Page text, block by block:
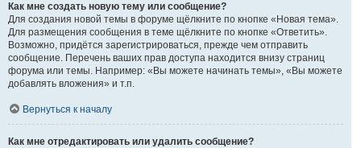
Как мне создать новую тему или сообщение?
Для создания новой темы в форуме щёлкните по кнопке «Новая тема».
Для размещения сообщения в теме щёлкните по кнопке «Ответить».
Возможно, придётся зарегистрироваться, прежде чем отправить
сообщение. Перечень ваших прав доступа находится внизу страниц
форума или темы. Например: «Вы можете начинать темы», «Вы можете
добавлять вложения» и т.п.
Вернуться к началу
Как мне отредактировать или удалить сообщение?